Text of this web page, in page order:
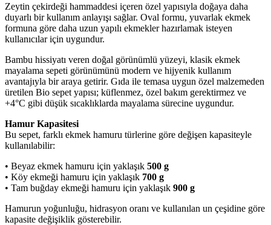
Zeytin çekirdeği hammaddesi içeren özel yapısıyla doğaya daha
duyarlı bir kullanım anlayışı sağlar. Oval formu, yuvarlak ekmek
formuna göre daha uzun yapılı ekmekler hazırlamak isteyen
kullanıcılar için uygundur.
Bambu hissiyatı veren doğal görünümlü yüzeyi, klasik ekmek
mayalama sepeti görünümünü modern ve hijyenik kullanım
avantajıyla bir araya getirir. Gıda ile temasa uygun özel malzemeden
üretilen Bio sepet yapısı; küflenmez, özel bakım gerektirmez ve
+4°C gibi düşük sıcaklıklarda mayalama sürecine uygundur.
Hamur Kapasitesi
Bu sepet, farklı ekmek hamuru türlerine göre değişen kapasiteyle
kullanılabilir:
• Beyaz ekmek hamuru için yaklaşık 500 g
• Köy ekmeği hamuru için yaklaşık 700 g
• Tam buğday ekmeği hamuru için yaklaşık 900 g
Hamurun yoğunluğu, hidrasyon oranı ve kullanılan un çeşidine göre
kapasite değişiklik gösterebilir.